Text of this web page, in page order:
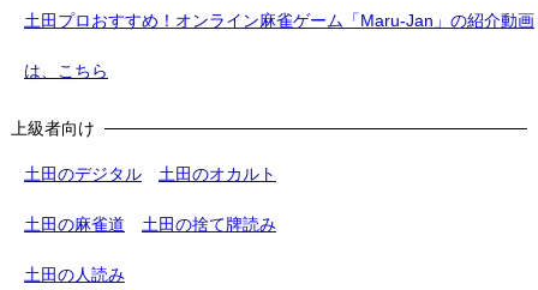
土田プロおすすめ！オンライン麻雀ゲーム「Maru-Jan」の紹介動画
は、こちら
上級者向け
土田のデジタル 土田のオカルト
土田の麻雀道 土田の捨て牌読み
土田の人読み